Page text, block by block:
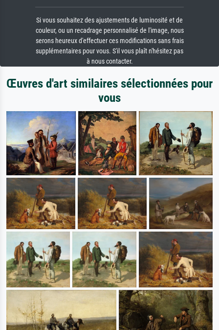
Si vous souhaitez des ajustements de luminosité et de
couleur, ou un recadrage personnalisé de l'image, nous
serons heureux d'effectuer ces modifications sans frais
supplémentaires pour vous. S'il vous plaît n'hésitez pas
à nous contacter.
Œuvres d'art similaires sélectionnées pour
vous